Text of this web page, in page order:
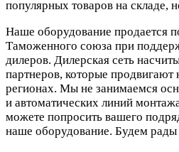
популярных товаров на складе,
Наше оборудование продается
Таможенного союза при
дилеров. Дилерская сеть
партнеров, которые продвигают
регионах. Мы не занимаемся
и автоматических линий
можете попросить вашего
наше оборудование. Будем рады